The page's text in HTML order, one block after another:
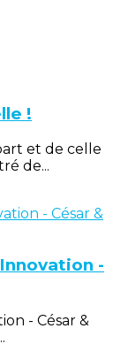
!
et de celle
de...
-
- César &